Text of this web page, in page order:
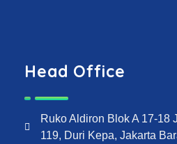
Head Office
Ruko Aldiron Blok A 17-18
119, Duri Kepa, Jakarta